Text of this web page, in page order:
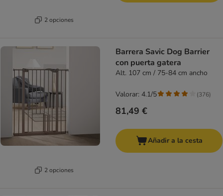
2 opciones
2 opciones
Barrera Savic Dog Barrier
con puerta gatera
Alt. 107 cm / 75-84 cm ancho
81,49 €
Valorar: 4.1/5 (376)
Añadir a la cesta